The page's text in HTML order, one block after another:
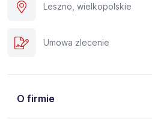
Leszno, wielkopolskie
Umowa zlecenie
O firmie